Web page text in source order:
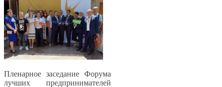
Пленарное заседание Форума
лучших предпринимателей